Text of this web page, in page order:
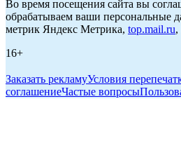
Во время посещения сайта вы
обрабатываем ваши персональные
метрик Яндекс Метрика, top.mail.ru,
16+
Заказать рекламуУсловия
соглашениеЧастые вопросы